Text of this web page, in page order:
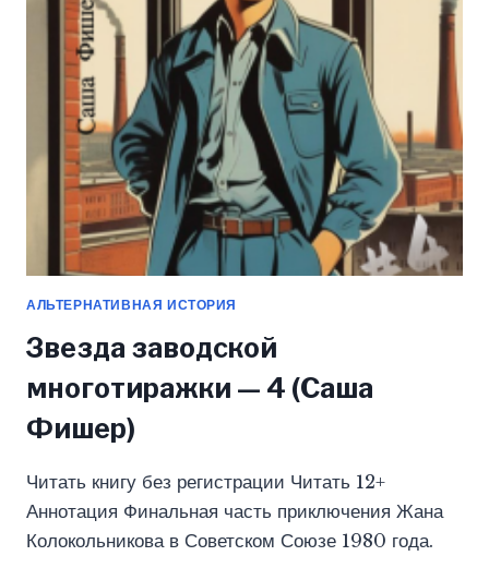
ФИШЕР)
АЛЬТЕРНАТИВНАЯ ИСТОРИЯ
Звезда заводской
многотиражки — 4 (Саша
Фишер)
Читать книгу без регистрации Читать 12+
Аннотация Финальная часть приключения Жана
Колокольникова в Советском Союзе 1980 года.